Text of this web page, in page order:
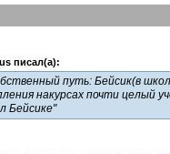
писал(а):
путь: Бейсик(в
накурсах почти целый
Бейсике"